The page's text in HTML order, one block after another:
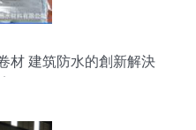
材 建筑防水的創新解決